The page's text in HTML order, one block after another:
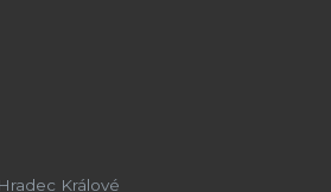
Králové